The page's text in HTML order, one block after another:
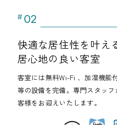
# 02
快適な居住性を叶え
居心地の良い客室
客室には無料Wi-Fi 、加湿機能
等の設備を完備。専門スタッ
客様をお迎えいたします。